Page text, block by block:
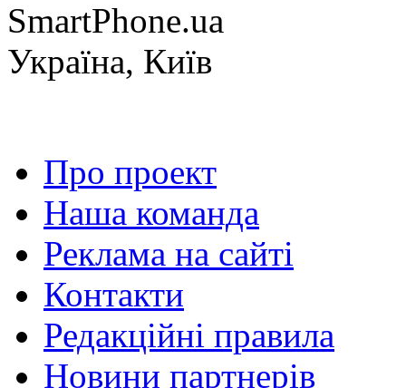
SmartPhone.ua
Україна, Київ
Про проект
Наша команда
Реклама на сайті
Контакти
Редакційні правила
Новини партнерів